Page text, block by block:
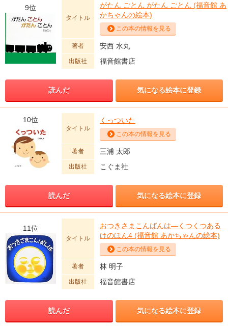
9位
タイトル
がたん ごとん がたん ごとん (福音館 あ
かちゃんの絵本)
この本の情報を見る
著者 安西 水丸
出版社 福音館書店
読んだ 気になる絵本に登録
10位
タイトル
くっついた
この本の情報を見る
著者 三浦 太郎
出版社 こぐま社
読んだ 気になる絵本に登録
11位
タイトル
おつきさまこんばんは―くつくつある
けのほん4 (福音館 あかちゃんの絵本)
この本の情報を見る
著者 林 明子
出版社 福音館書店
読んだ 気になる絵本に登録